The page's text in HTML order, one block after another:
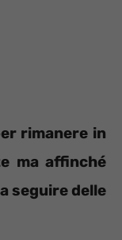
rimanere in
ma affinché
seguire delle